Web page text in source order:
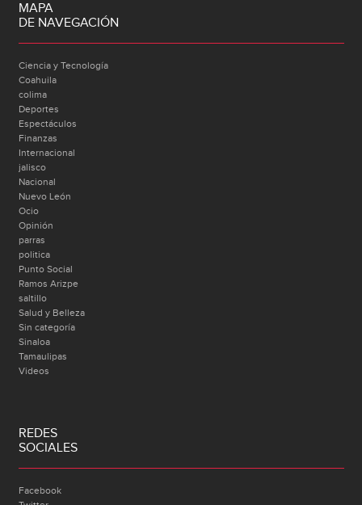
MAPA
DE NAVEGACIÓN
Ciencia y Tecnología
Coahuila
colima
Deportes
Espectáculos
Finanzas
Internacional
jalisco
Nacional
Nuevo León
Ocio
Opinión
parras
politica
Punto Social
Ramos Arizpe
saltillo
Salud y Belleza
Sin categoría
Sinaloa
Tamaulipas
Videos
REDES
SOCIALES
Facebook